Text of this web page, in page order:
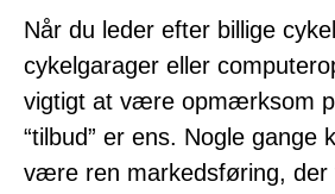
Når du leder efter billige
cykelgarager eller
vigtigt at være opmærksom
“tilbud” er ens. Nogle gange
være ren markedsføring, der